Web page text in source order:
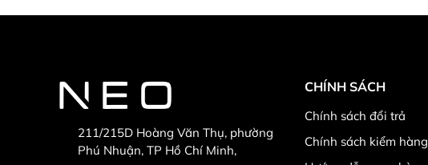
211/215D Hoàng Văn Thụ, phường
Phú Nhuận, TP Hồ Chí Minh,
CHÍNH SÁCH
Chính sách đổi trả
Chính sách kiểm hàng